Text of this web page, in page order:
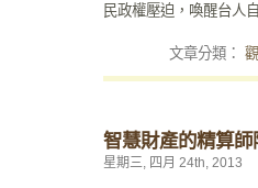
民政權壓迫，喚醒台人
文章分類：
智慧財產的精算師
星期三, 四月 24th, 2013